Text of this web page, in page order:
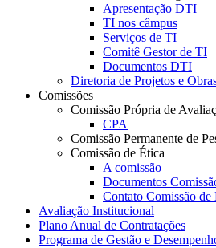
Apresentação DTI
TI nos câmpus
Serviços de TI
Comitê Gestor de TI
Documentos DTI
Diretoria de Projetos e
Comissões
Comissão Própria de
CPA
Comissão Permanente de
Comissão de Ética
A comissão
Documentos
Contato Comissão de
Avaliação Institucional
Plano Anual de Contratações
Programa de Gestão e